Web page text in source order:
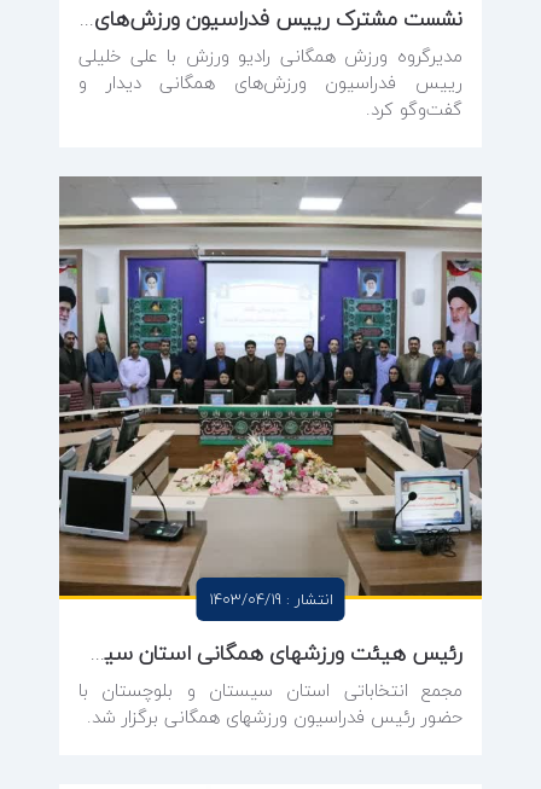
نشست مشترک رییس فدراسیون ورزش‌های همگانی با مدیر همگانی رادیو ورزش
مدیرگروه ورزش همگانی رادیو ورزش با علی خلیلی
رییس فدراسیون ورزش‌های همگانی دیدار و
گفت‌وگو کرد.
انتشار : 1403/04/19
رئیس هیئت ورزشهای همگانی استان سیستان و بلوچستان انتخاب شد
مجمع انتخاباتی استان سیستان و بلوچستان با
حضور رئیس فدراسیون ورزشهای همگانی برگزار شد.